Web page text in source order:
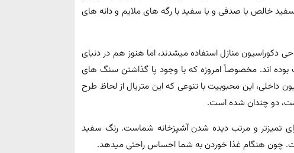
خالص یا صدفی و یا سفید با رگه های ملایم و دانه های
دکوراسیون منازل استفاده میشدند، اما هنوز هم در دنیای
اند. مخصوصاً امروزه که با وجود پا گذاشتن سنگ های
این محبوبیت با تنوعی که این متریال از لحاظ طرح
دو چندان شده است.
تمیزتر و مرتب دیده شدن آشپزخانه شماست. رنگ سفید
چون هنگام غذا خوردن به شما احساس راحتی میدهد.